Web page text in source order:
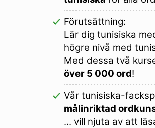
Förutsättning:
Lär dig tunisiska
högre nivå med
Med dessa två
över 5 000 ord!
Vår tunisiska-
målinriktad
... vill njuta av att